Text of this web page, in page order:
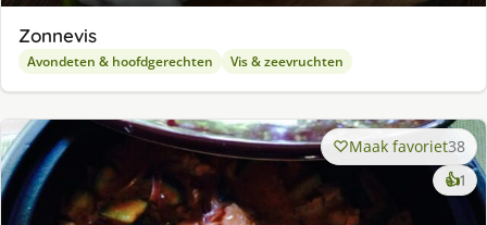
Zonnevis
Avondeten & hoofdgerechten Vis & zeevruchten
Maak favoriet38
👍1